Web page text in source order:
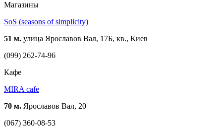
Магазины
SoS (seasons of simplicity)
51 м. улица Ярославов Вал, 17Б, кв., Киев
(099) 262-74-96
Кафе
MIRA сafe
70 м. Ярославов Вал, 20
(067) 360-08-53